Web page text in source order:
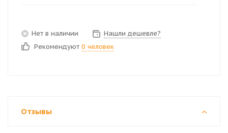
Нет в наличии
Нашли дешевле?
Рекомендуют 0 человек
Отзывы